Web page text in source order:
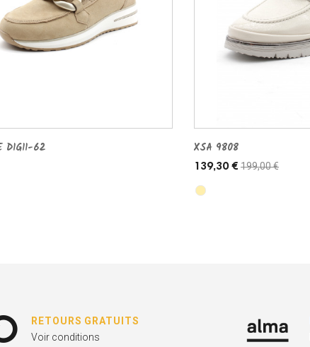
D1G11-62 XSA 9808
139,30 € 199,00 €
RETOURS GRATUITS
Voir conditions